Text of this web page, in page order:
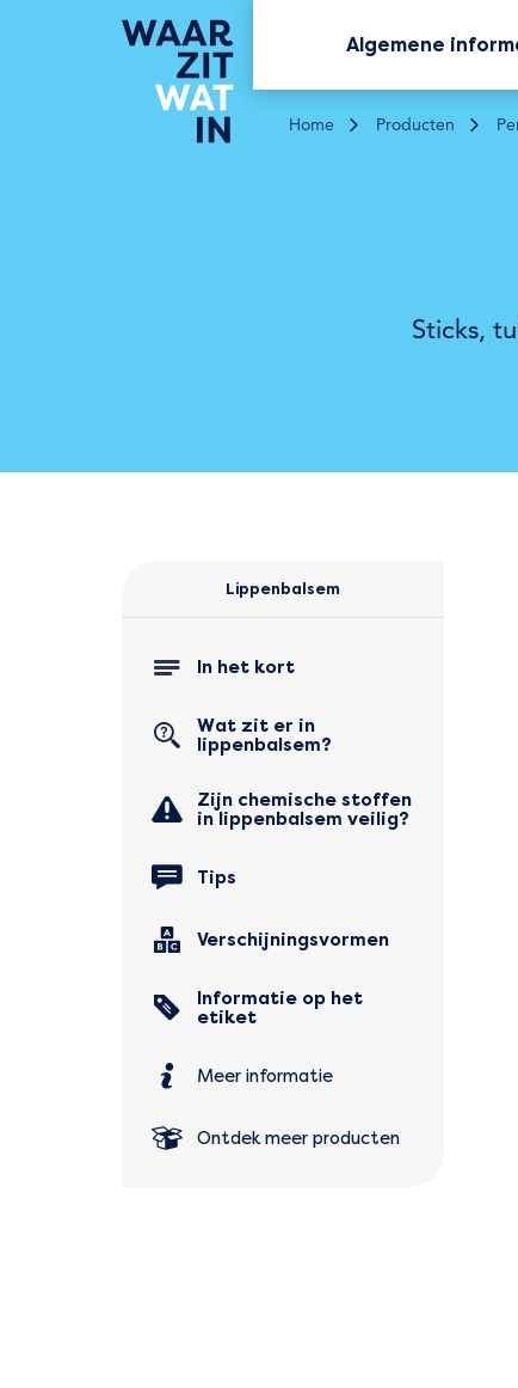
Algemene
Home Producten
Sticks,
Lippenbalsem
In het kort
Wat zit er in
lippenbalsem?
Zijn chemische stoffen
in lippenbalsem veilig?
Tips
Verschijningsvormen
Informatie op het
etiket
Meer informatie
Ontdek meer producten